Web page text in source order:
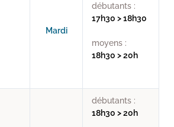
Mardi
débutants :
17h30 > 18h30
moyens :
18h30 > 20h
débutants :
18h30 > 20h